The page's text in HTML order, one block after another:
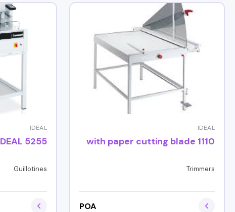
IDEAL
1110 with paper cutting blade
Trimmers
POA
IDEAL
5255
Guillotines